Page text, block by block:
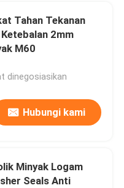
Tahan Tekanan
2mm
M60
dinegosiasikan
Hubungi kami
Minyak Logam
Seals Anti